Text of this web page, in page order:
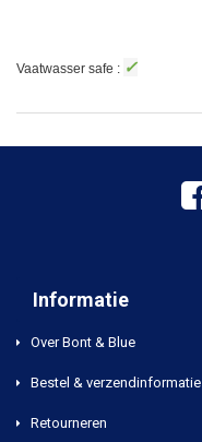
Vaatwasser safe : ✓
Informatie
Over Bont & Blue
Bestel & verzendinformatie
Retourneren